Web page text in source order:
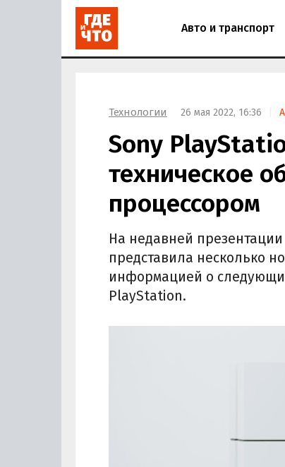
Авто и транспорт
Технологии 26 мая 2022, 16:36
Sony
техническое
процессором
На недавней
представила несколько
информацией о
PlayStation.